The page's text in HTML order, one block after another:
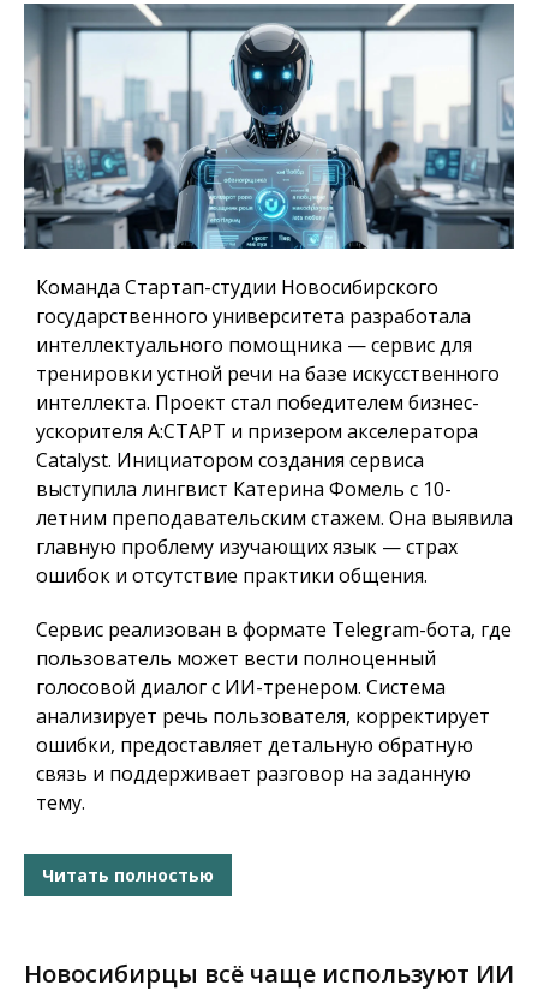
Команда Стартап-студии Новосибирского
государственного университета разработала
интеллектуального помощника — сервис для
тренировки устной речи на базе искусственного
интеллекта. Проект стал победителем бизнес-
ускорителя А:СТАРТ и призером акселератора
Catalyst. Инициатором создания сервиса
выступила лингвист Катерина Фомель с 10-
летним преподавательским стажем. Она выявила
главную проблему изучающих язык — страх
ошибок и отсутствие практики общения.
Сервис реализован в формате Telegram-бота, где
пользователь может вести полноценный
голосовой диалог с ИИ-тренером. Система
анализирует речь пользователя, корректирует
ошибки, предоставляет детальную обратную
связь и поддерживает разговор на заданную
тему.
Читать полностью
Новосибирцы всё чаще используют ИИ